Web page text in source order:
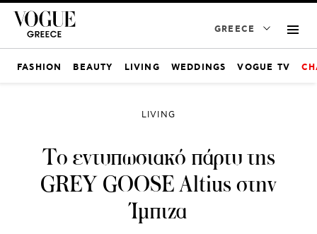
GREECE
FASHION BEAUTY LIVING WEDDINGS VOGUE TV
LIVING
Το εντυπωσιακό πάρτυ της
GREY GOOSE Altius στην
Ίμπιζα